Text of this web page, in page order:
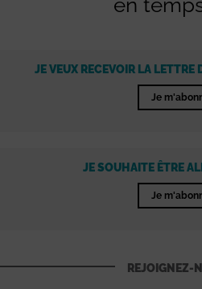
en
JE VEUX RECEVOIR LA
Je
JE SOUHAITE ÊTRE
Je
REJOIGNEZ-